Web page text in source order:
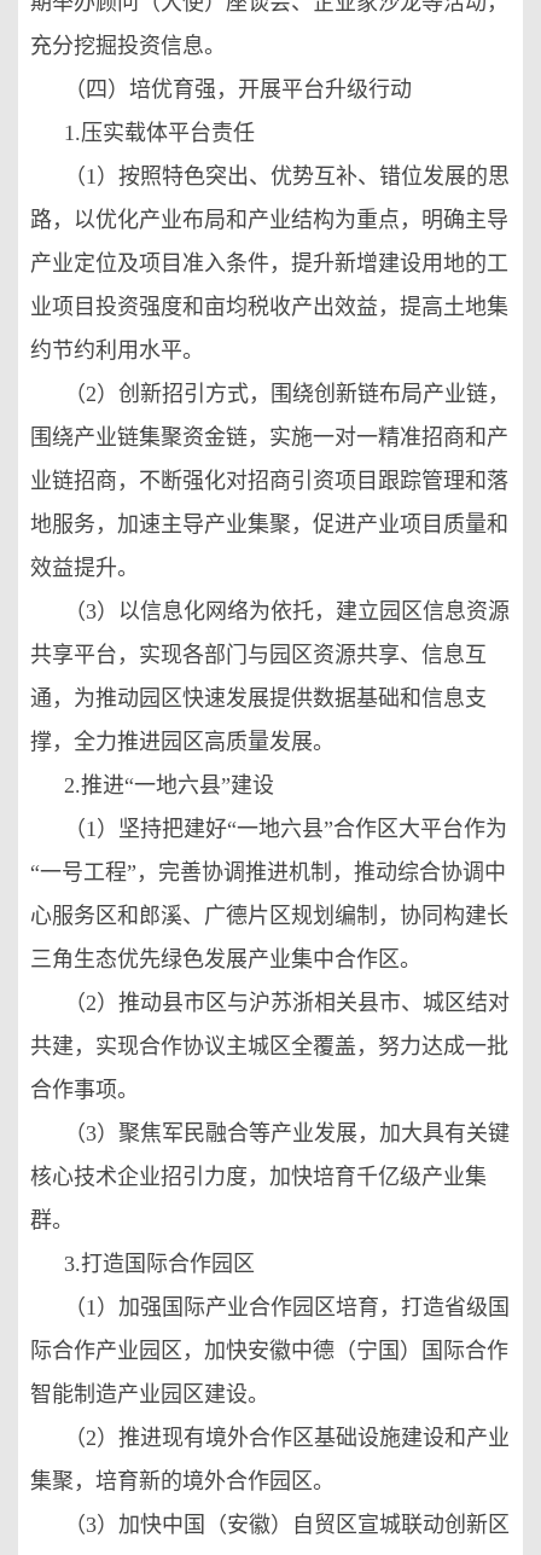
充分挖掘投资信息。
（四）培优育强，开展平台升级行动
1.压实载体平台责任
（1）按照特色突出、优势互补、错位发展的思
路，以优化产业布局和产业结构为重点，明确主导
产业定位及项目准入条件，提升新增建设用地的工
业项目投资强度和亩均税收产出效益，提高土地集
约节约利用水平。
（2）创新招引方式，围绕创新链布局产业链，
围绕产业链集聚资金链，实施一对一精准招商和产
业链招商，不断强化对招商引资项目跟踪管理和落
地服务，加速主导产业集聚，促进产业项目质量和
效益提升。
（3）以信息化网络为依托，建立园区信息资源
共享平台，实现各部门与园区资源共享、信息互
通，为推动园区快速发展提供数据基础和信息支
撑，全力推进园区高质量发展。
2.推进“一地六县”建设
（1）坚持把建好“一地六县”合作区大平台作为
“一号工程”，完善协调推进机制，推动综合协调中
心服务区和郎溪、广德片区规划编制，协同构建长
三角生态优先绿色发展产业集中合作区。
（2）推动县市区与沪苏浙相关县市、城区结对
共建，实现合作协议主城区全覆盖，努力达成一批
合作事项。
（3）聚焦军民融合等产业发展，加大具有关键
核心技术企业招引力度，加快培育千亿级产业集
群。
3.打造国际合作园区
（1）加强国际产业合作园区培育，打造省级国
际合作产业园区，加快安徽中德（宁国）国际合作
智能制造产业园区建设。
（2）推进现有境外合作区基础设施建设和产业
集聚，培育新的境外合作园区。
（3）加快中国（安徽）自贸区宣城联动创新区